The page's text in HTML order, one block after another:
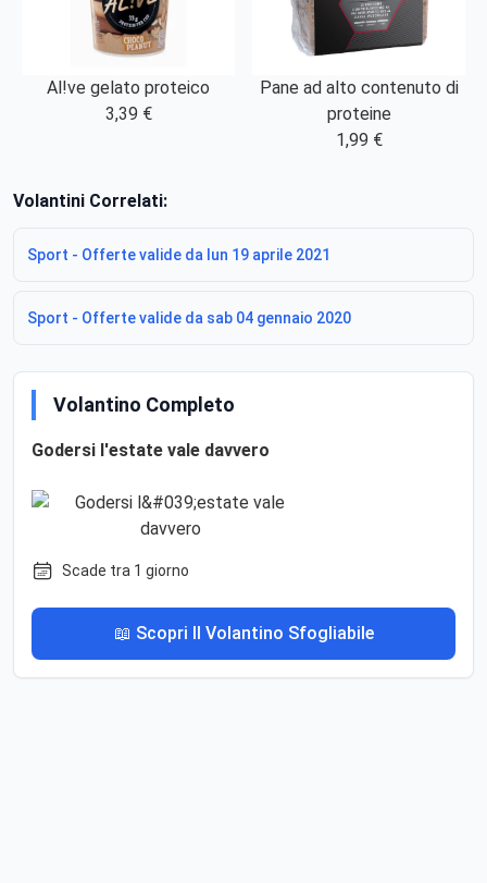
Al!ve gelato proteico
3,39 €
Pane ad alto contenuto di
proteine
1,99 €
Volantini Correlati:
Sport - Offerte valide da lun 19 aprile 2021
Sport - Offerte valide da sab 04 gennaio 2020
Volantino Completo
Godersi l'estate vale davvero
Scade tra 1 giorno
📖 Scopri Il Volantino Sfogliabile